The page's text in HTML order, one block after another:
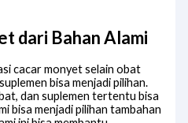
dari Bahan Alami
cacar monyet selain obat
bisa menjadi pilihan.
dan suplemen tertentu bisa
bisa menjadi pilihan tambahan